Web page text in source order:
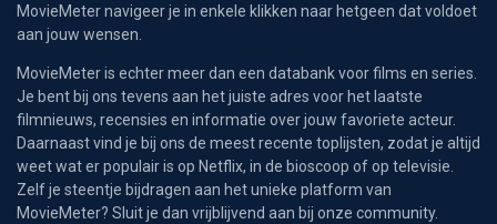
MovieMeter navigeer je in enkele klikken naar hetgeen dat voldoet
aan jouw wensen.
MovieMeter is echter meer dan een databank voor films en series.
Je bent bij ons tevens aan het juiste adres voor het laatste
filmnieuws, recensies en informatie over jouw favoriete acteur.
Daarnaast vind je bij ons de meest recente toplijsten, zodat je altijd
weet wat er populair is op Netflix, in de bioscoop of op televisie.
Zelf je steentje bijdragen aan het unieke platform van
MovieMeter? Sluit je dan vrijblijvend aan bij onze community.